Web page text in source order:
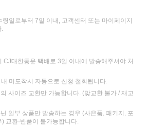
일로부터 7일 이내, 고객센터 또는 마이페이지
CJ대한통운 택배로 3일 이내에 발송해주셔야 처
미도착시 자동으로 신청 철회됩니다.
사이즈 교환만 가능합니다. (맞교환 불가 / 재고
일부 상품만 발송하는 경우 (사은품, 패키지, 포
교환·반품이 불가능합니다.